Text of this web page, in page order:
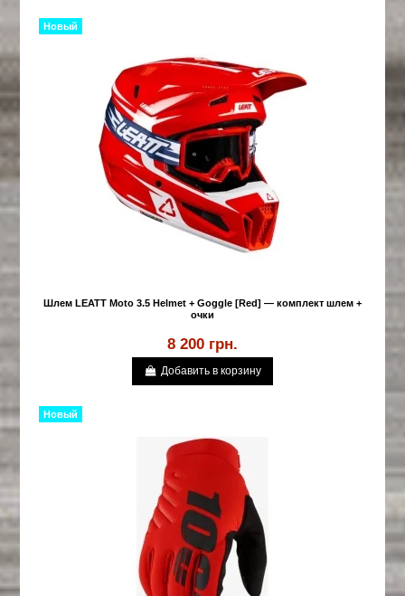
Новый
Шлем LEATT Moto 3.5 Helmet + Goggle [Red] — комплект шлем +
очки
8 200 грн.
Добавить в корзину
Новый